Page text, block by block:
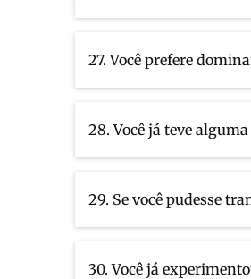
27. Você prefere
28. Você já teve
29. Se você pudesse
30. Você já